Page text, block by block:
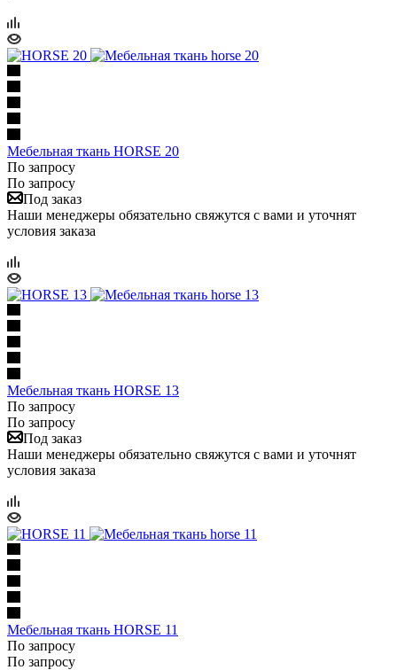
Мебельная ткань HORSE 20
По запросу
По запросу
Под заказ
Наши менеджеры обязательно свяжутся с вами и уточнят
условия заказа
Мебельная ткань HORSE 13
По запросу
По запросу
Под заказ
Наши менеджеры обязательно свяжутся с вами и уточнят
условия заказа
Мебельная ткань HORSE 11
По запросу
По запросу